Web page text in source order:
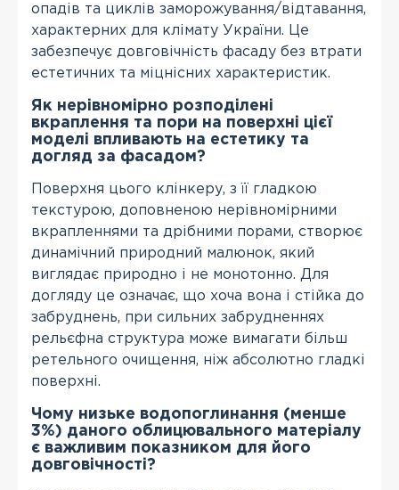
опадів та циклів заморожування/відтавання,
характерних для клімату України. Це
забезпечує довговічність фасаду без втрати
естетичних та міцнісних характеристик.
Як нерівномірно розподілені
вкраплення та пори на поверхні цієї
моделі впливають на естетику та
догляд за фасадом?
Поверхня цього клінкеру, з її гладкою
текстурою, доповненою нерівномірними
вкрапленнями та дрібними порами, створює
динамічний природний малюнок, який
виглядає природно і не монотонно. Для
догляду це означає, що хоча вона і стійка до
забруднень, при сильних забрудненнях
рельєфна структура може вимагати більш
ретельного очищення, ніж абсолютно гладкі
поверхні.
Чому низьке водопоглинання (менше
3%) даного облицювального матеріалу
є важливим показником для його
довговічності?